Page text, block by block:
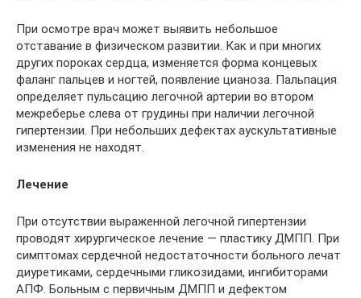
При осмотре врач может выявить небольшое
отставание в физическом развитии. Как и при многих
других пороках сердца, изменяется форма концевых
фаланг пальцев и ногтей, появление цианоза. Пальпация
определяет пульсацию легочной артерии во втором
межреберье слева от грудины при наличии легочной
гипертензии. При небольших дефектах аускультативные
изменения не находят.
Лечение
При отсутствии выраженной легочной гипертензии
проводят хирургическое лечение — пластику ДМПП. При
симптомах сердечной недостаточности больного лечат
диуретиками, сердечными гликозидами, ингибиторами
АПФ. Больным с первичным ДМПП и дефектом